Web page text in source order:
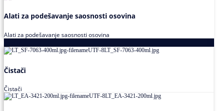
Alati za podešavanje saosnosti osovina
Alati za podešavanje saosnosti osovina
Čistači
Čistači